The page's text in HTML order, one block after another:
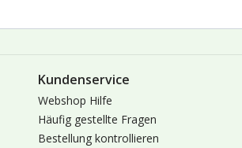
Kundenservice
Webshop Hilfe
Häufig gestellte Fragen
Bestellung kontrollieren